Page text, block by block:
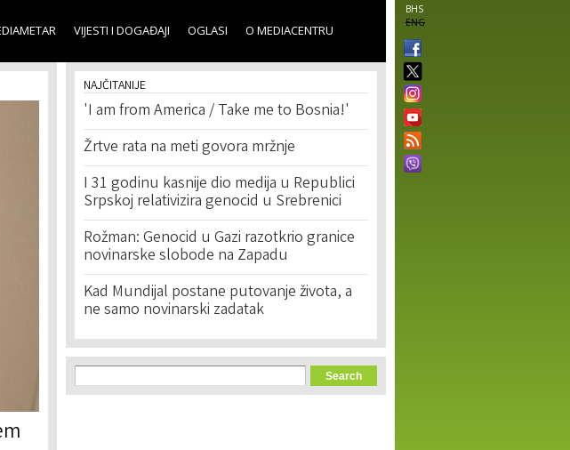
BHS
ENG
VIJESTI I DOGAĐAJI OGLASI O MEDIACENTRU
NAJČITANIJE
'I am from America / Take me to Bosnia!'
Žrtve rata na meti govora mržnje
I 31 godinu kasnije dio medija u Republici
Srpskoj relativizira genocid u Srebrenici
Rožman: Genocid u Gazi razotkrio granice
novinarske slobode na Zapadu
Kad Mundijal postane putovanje života, a
ne samo novinarski zadatak
Search form
Search